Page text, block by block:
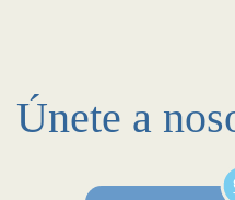
Únete a